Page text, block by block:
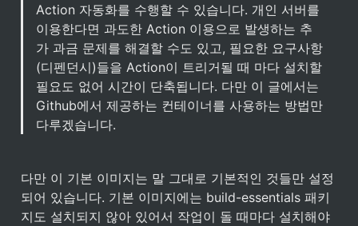
Action 자동화를 수행할 수 있습니다. 개인 서버를
이용한다면 과도한 Action 이용으로 발생하는 추
가 과금 문제를 해결할 수도 있고, 필요한 요구사항
(디펜던시)들을 Action이 트리거될 때 마다 설치할
필요도 없어 시간이 단축됩니다. 다만 이 글에서는
Github에서 제공하는 컨테이너를 사용하는 방법만
다루겠습니다.
다만 이 기본 이미지는 말 그대로 기본적인 것들만 설정
되어 있습니다. 기본 이미지에는 build-essentials 패키
지도 설치되지 않아 있어서 작업이 돌 때마다 설치해야